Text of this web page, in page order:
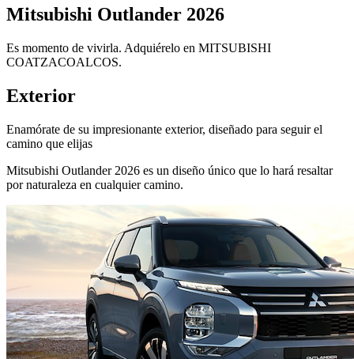
Mitsubishi Outlander 2026
Es momento de vivirla. Adquiérelo en MITSUBISHI
COATZACOALCOS.
Exterior
Enamórate de su impresionante exterior, diseñado para seguir el
camino que elijas
Mitsubishi Outlander 2026 es un diseño único que lo hará resaltar
por naturaleza en cualquier camino.